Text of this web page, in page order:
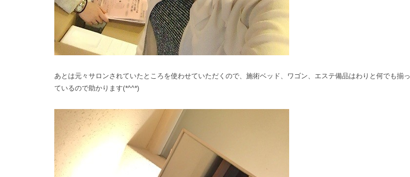
あとは元々サロンされていたところを使わせていただくので、施術ベッド、ワゴン、エステ備品はわりと何でも揃っ
ているので助かります(*^^*)